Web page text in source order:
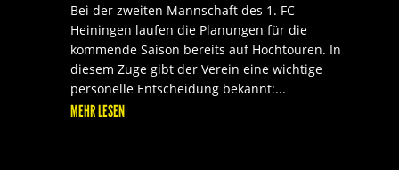
Bei der zweiten Mannschaft des 1. FC
Heiningen laufen die Planungen für die
kommende Saison bereits auf Hochtouren. In
diesem Zuge gibt der Verein eine wichtige
personelle Entscheidung bekannt:...
MEHR LESEN